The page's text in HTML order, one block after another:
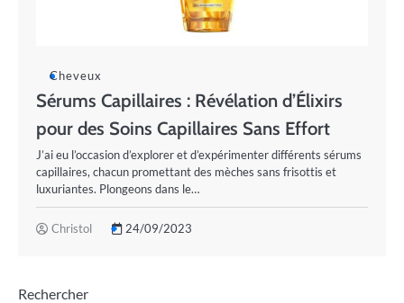
Cheveux
Sérums Capillaires : Révélation d’Élixirs
pour des Soins Capillaires Sans Effort
J’ai eu l’occasion d’explorer et d’expérimenter différents sérums
capillaires, chacun promettant des mèches sans frisottis et
luxuriantes. Plongeons dans le…
Christol 24/09/2023
Rechercher